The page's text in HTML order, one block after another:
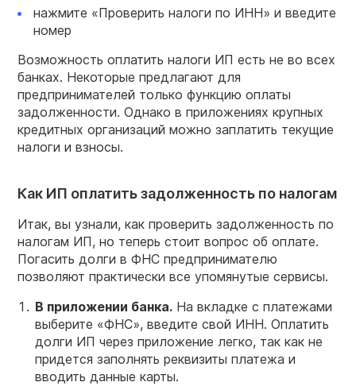
нажмите «Проверить налоги по ИНН» и введите
номер
Возможность оплатить налоги ИП есть не во всех
банках. Некоторые предлагают для
предпринимателей только функцию оплаты
задолженности. Однако в приложениях крупных
кредитных организаций можно заплатить текущие
налоги и взносы.
Как ИП оплатить задолженность по налогам
Итак, вы узнали, как проверить задолженность по
налогам ИП, но теперь стоит вопрос об оплате.
Погасить долги в ФНС предпринимателю
позволяют практически все упомянутые сервисы.
В приложении банка. На вкладке с платежами
выберите «ФНС», введите свой ИНН. Оплатить
долги ИП через приложение легко, так как не
придется заполнять реквизиты платежа и
вводить данные карты.